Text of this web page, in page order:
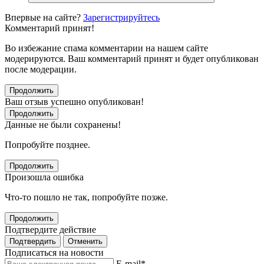
Впервые на сайте? Зарегистрируйтесь
Комментарий принят!
Во избежание спама комментарии на нашем сайте
модерируются. Ваш комментарий принят и будет опубликован
после модерации.
Продолжить
Ваш отзыв успешно опубликован!
Продолжить
Данные не были сохранены!
Попробуйте позднее.
Продолжить
Произошла ошибка
Что-то пошло не так, попробуйте позже.
Продолжить
Подтвердите действие
Подтвердить Отменить
Подписаться на новости